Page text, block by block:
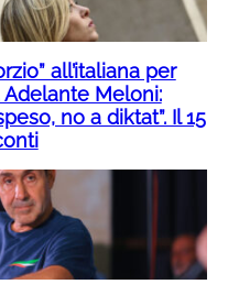
all’italiana per
Meloni:
no a diktat”. Il 15